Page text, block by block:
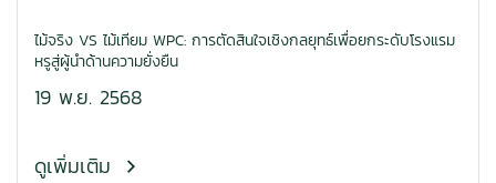
ไม้จริง VS ไม้เทียม WPC: การตัดสินใจเชิงกลยุทธ์เพื่อยกระดับโรงแรม
หรูสู่ผู้นำด้านความยั่งยืน
19 พ.ย. 2568
ดูเพิ่มเติม